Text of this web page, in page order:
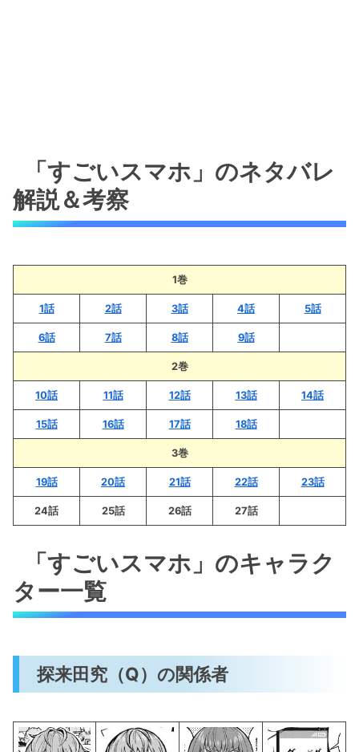
「すごいスマホ」のネタバレ
解説＆考察
1巻
1話 2話 3話 4話 5話
6話 7話 8話 9話
2巻
10話 11話 12話 13話 14話
15話 16話 17話 18話
3巻
19話 20話 21話 22話 23話
24話 25話 26話 27話
「すごいスマホ」のキャラク
ター一覧
探来田究（Q）の関係者